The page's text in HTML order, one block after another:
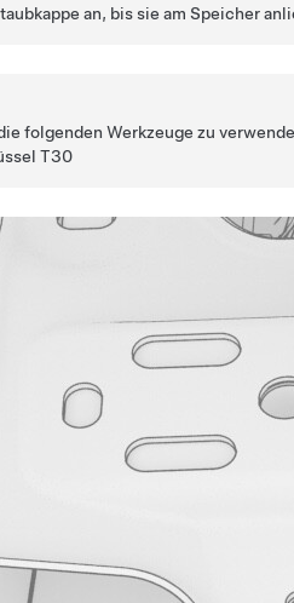
an, bis sie am Speicher
folgenden Werkzeuge zu
T30